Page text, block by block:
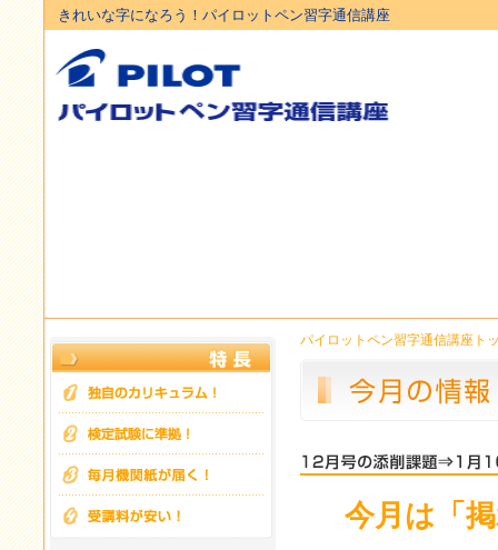
きれいな字になろう！パイロットペン習字通信講座
パイロットペン習字通信講座ト
今月は「